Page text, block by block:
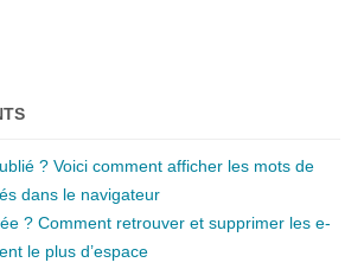
? Voici comment afficher les mots de
dans le navigateur
? Comment retrouver et supprimer les e-
le plus d’espace